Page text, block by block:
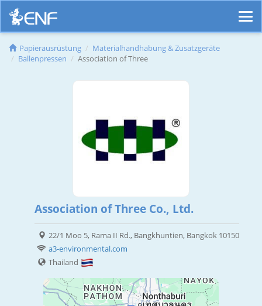
Papierausrüstung
Materialhandhabung & Zusatzgeräte
Ballenpressen
Association of Three
Association of Three Co., Ltd.
22/1 Moo 5, Rama II Rd., Bangkhuntien, Bangkok 10150
a3-environmental.com
Thailand